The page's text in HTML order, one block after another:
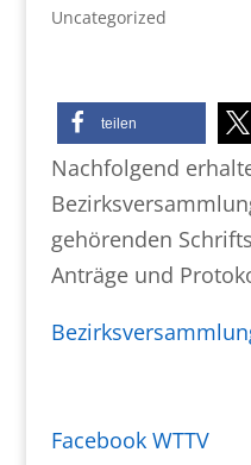
Uncategorized
teilen
Nachfolgend
gehörenden
Anträge und
Facebook WTTV